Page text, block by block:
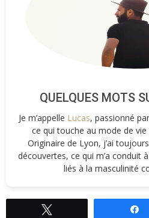
QUELQUES MOTS
Je m’appelle Lucas, passionné
ce qui touche au mode de vie
Originaire de Lyon, j’ai
découvertes, ce qui m’a conduit
liés à la masculinité